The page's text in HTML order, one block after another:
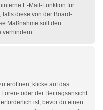
E-Mail-Funktion für
falls diese von der Board-
Maßnahme soll den
verhindern.
eröffnen, klicke auf das
oder der Beitragsansicht.
ist, bevor du einen